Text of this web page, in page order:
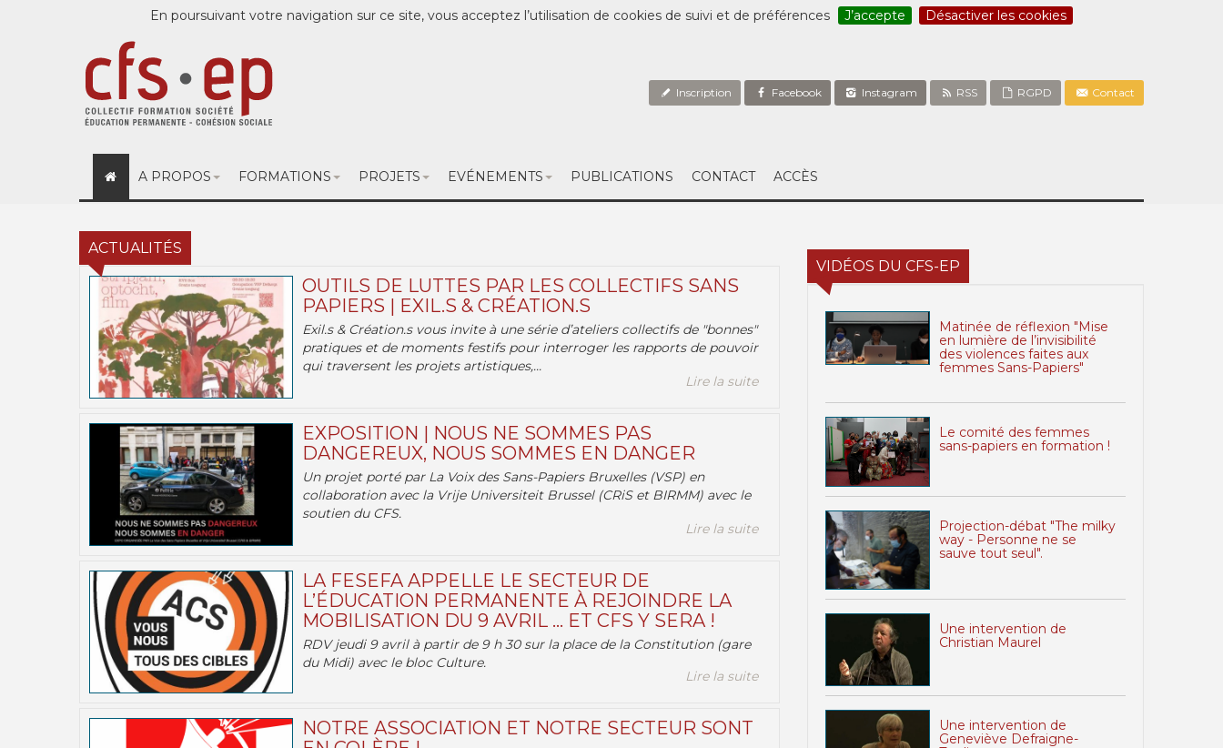
En poursuivant votre navigation sur ce site, vous acceptez l’utilisation de cookies de suivi et de préférences J’accepte Désactiver les cookies
Inscription Facebook Instagram RSS RGPD Contact
A PROPOS FORMATIONS PROJETS EVÉNEMENTS PUBLICATIONS CONTACT ACCÈS
ACTUALITÉS
OUTILS DE LUTTES PAR LES COLLECTIFS SANS
PAPIERS | EXIL.S & CRÉATION.S
Exil.s & Création.s vous invite à une série d’ateliers collectifs de "bonnes"
pratiques et de moments festifs pour interroger les rapports de pouvoir
qui traversent les projets artistiques,...
Lire la suite
EXPOSITION | NOUS NE SOMMES PAS
DANGEREUX, NOUS SOMMES EN DANGER
Un projet porté par La Voix des Sans-Papiers Bruxelles (VSP) en
collaboration avec la Vrije Universiteit Brussel (CRiS et BIRMM) avec le
soutien du CFS.
Lire la suite
LA FESEFA APPELLE LE SECTEUR DE
L’ÉDUCATION PERMANENTE À REJOINDRE LA
MOBILISATION DU 9 AVRIL … ET CFS Y SERA !
RDV jeudi 9 avril à partir de 9 h 30 sur la place de la Constitution (gare
du Midi) avec le bloc Culture.
Lire la suite
NOTRE ASSOCIATION ET NOTRE SECTEUR SONT
VIDÉOS DU CFS-EP
Matinée de réflexion "Mise
en lumière de l’invisibilité
des violences faites aux
femmes Sans-Papiers"
Le comité des femmes
sans-papiers en formation !
Projection-débat "The milky
way - Personne ne se
sauve tout seul".
Une intervention de
Christian Maurel
Une intervention de
Geneviève Defraigne-